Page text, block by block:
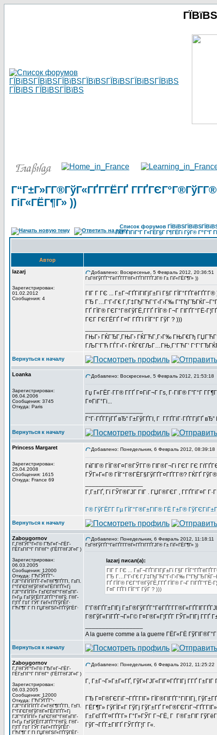
Г“Г±Г»Г­Г®ГўГ«ГҐГ­ГЁГҐ
ГіГ«ГЁГ¶Г» ))
Список форумов
ГЌГ ГІГіГ°Г Г«ГЁГ§Г Г¶ГЁГї ГўГ® Г”Г°Г
Автор
lazarj
Зарегистрирован:
01.02.2012
Сообщения: 4
Добавлено: Воскресенье, 5 Февраль 2012, 20:36:51
Г±Г®ГўГҐГ°ГёГҐГ­Г­Г®Г«ГҐГІГ­ГҐГЈГ® Г± ГіГ«ГЁГ¶Г» ))
ГІГ Г ГЄ ... Г±Г¬ГҐГїГІГјГ±Гї Г§Г ГЇГ°ГҐГёГҐГ­Г®
ГЂ Г…Г‘Г‹Г€ Г‚Г‡ГђГЋГ‘Г‹Г›Г‰
ГҐ ГЇГ® ГЄГ°Г®ГўГЁ,Г­ГҐ ГЇГ® Г¬Г ГІГҐГ°ГЁ-
ГЄГ ГЄГЁГҐ Г¤Г ГҐГІ ГЇГ°Г ГўГ ? )))
ГЊГ› ГЌГЂГ,ГЊГ› ГЌГЋГ‚Г›Г‰ ГЊГ€Гђ
ГЉГ’ГЋ ГЃГ›Г‹ ГЌГ€ГЉГ…ГЊ,Г’ГЋГ’
Вернуться к началу
Loanka
Зарегистрирован:
06.04.2006
Сообщения: 3745
Откуда: Paris
Добавлено: Воскресенье, 5 Февраль 2012, 21:53:18
Гџ Г«ГЁГ·Г­Г® Г­ГҐ Г¤ГіГ¬Г Гѕ, Г·ГІГ® Г”Г°Г
Г¤ГіГ°Гі...
Г“Г·ГҐГ­ГјГҐ вЂ” Г±ГўГҐГІ, Г Г­ГҐГіГ·ГҐГ­ГјГҐ
Вернуться к началу
Princess Margaret
Зарегистрирован:
25.04.2008
Сообщения: 1615
Откуда: France 69
Добавлено: Понедельник, 6 Февраль 2012, 08:39:18
ГќГІГ® ГЇГ®Г¤Г®ГЎГ­Г® ГІГ®Г¬Гі ГЄГ ГЄ
ГЎГ»Г«Г® ГЇГ°Г®ГЁГ§ГўГҐГ¤ГҐГ­Г®? ГЌГҐ
Г‚Г±ГҐ, Гї ГЎГ®ГЈГ ГІГ . ГЏГ®ГЄГ , Г­ГҐГіГ¤Г
Г® ГўГЁГ­Г Гµ ГЇГ°Г®Г±ГІГ® ГЁ Г±Г®
Вернуться к началу
Zabougornov
Г„Г®ГЎГ°Г»Г© ГЂГ¤Г¬ГЁГ­
ГЁГ±ГІГ°Г ГІГ®Г° (ГЁГ­Г®ГЈГ¤Г )
Зарегистрирован:
06.03.2005
Сообщения: 12000
Откуда: ГЋГЎГҐГ°-
ГЈГ°ГіГЇГЇГҐГ­-Г¤Г®Г¶ГҐГ­ГІ, Г±ГІ.
Г°ГіГЄГ®ГўГ®Г¤ГЁГІГҐГ«Гј
ГЈГ°ГіГЇГЇГ» Г±ГЄГ®Г°Г®Г±ГІГ­
Г»Гµ Г±ГўГЁГ­ГЈГҐГ°Г®Гў, Г®Г­
Г¦ГҐ Г‡Г ГЎГ ГёГ«ГҐГўГЁГ·
ГЋГ¶Г Г ГІ ГЏГ®ГЅГ«ГҐГўГЁГ·
Добавлено: Понедельник, 6 Февраль 2012, 11:18:11
Г±Г®ГўГҐГ°ГёГҐГ­Г­Г®Г«ГҐГІГ­ГҐГЈГ® Г± ГіГ«ГЁГ¶Г» ))
lazarj писал(а):
ГІГ Г ГЄ ... Г±Г¬ГҐГїГІГјГ±Гї Г§Г
ГЂ Г…Г‘Г‹Г€ Г‚Г‡ГђГЋГ‘Г‹Г›Г‰
ГҐ ГЇГ® ГЄГ°Г®ГўГЁ,Г­ГҐ ГЇГ® Г¬Г ГІГҐГ°ГЁ-
Г¤Г ГҐГІ ГЇГ°Г ГўГ ? )))
Г’Г®ГҐГ±ГІГј
Г®ГўГ«ГїГҐГ¬Г»Г© Г¤Г®Г«Г¦ГҐГ­ ГЎГ»ГІГј Г­ГҐ
A la guerre comme a la guerre ГЁГ«ГЁ
Вернуться к началу
Zabougornov
Г„Г®ГЎГ°Г»Г© ГЂГ¤Г¬ГЁГ­
ГЁГ±ГІГ°Г ГІГ®Г° (ГЁГ­Г®ГЈГ¤Г )
Зарегистрирован:
06.03.2005
Сообщения: 12000
Откуда: ГЋГЎГҐГ°-
ГЈГ°ГіГЇГЇГҐГ­-Г¤Г®Г¶ГҐГ­ГІ, Г±ГІ.
Г°ГіГЄГ®ГўГ®Г¤ГЁГІГҐГ«Гј
ГЈГ°ГіГЇГЇГ» Г±ГЄГ®Г°Г®Г±ГІГ­
Г»Гµ Г±ГўГЁГ­ГЈГҐГ°Г®Гў, Г®Г­
Г¦ГҐ Г‡Г ГЎГ ГёГ«ГҐГўГЁГ·
ГЋГ¶Г Г ГІ ГЏГ®ГЅГ«ГҐГўГЁГ·
Добавлено: Понедельник, 6 Февраль 2012, 11:25:22
Г‚ Г±Г¬Г»Г±Г«ГҐ, ГўГ»ГЈГ«ГїГ¤ГҐГІГј Г­ГҐ
ГЂ Г¤Г®ГЄГіГ¬ГҐГ­ГІГ» ГЇГ®ГІГҐГ°ГїГІГј,
ГЁГ¶Г» ГўГЇГ«Г ГўГј ГўГ±ГҐ
Г±ГєГҐГ¤ГҐГ­Г» Г°Г»ГЎГ Г¬ГЁ, Г Г®Г±ГІГ
ГўГ¬ГҐГ±ГІГҐ ГЎГҐГ¦Г Г«.